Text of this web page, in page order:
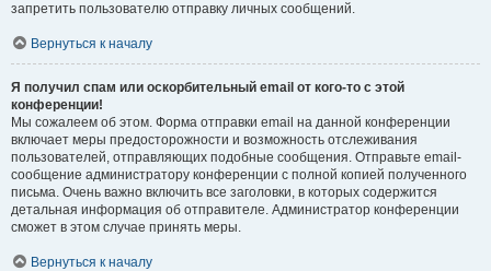
запретить пользователю отправку личных сообщений.
Вернуться к началу
Я получил спам или оскорбительный email от кого-то с этой
конференции!
Мы сожалеем об этом. Форма отправки email на данной конференции
включает меры предосторожности и возможность отслеживания
пользователей, отправляющих подобные сообщения. Отправьте email-
сообщение администратору конференции с полной копией полученного
письма. Очень важно включить все заголовки, в которых содержится
детальная информация об отправителе. Администратор конференции
сможет в этом случае принять меры.
Вернуться к началу